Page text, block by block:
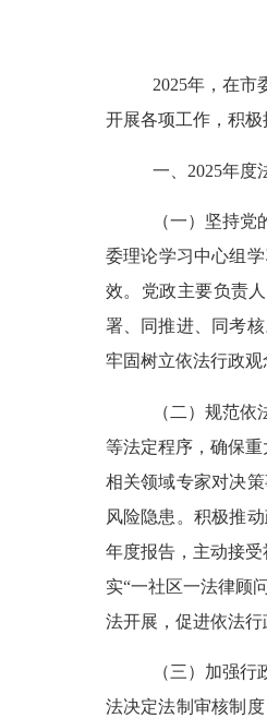
2025年，在
开展各项工作，积
一、 2025年度
（一）坚持党
委理论学习中心组
效。党政主要负责
署、同推进、同考
牢固树立依法行政观
（二）规范依
等法定程序，确保
相关领域专家对决
风险隐患。积极推
年度报告，主动接受
实“一社区一法律顾
法开展，促进依法行
（三）加强行
法决定法制审核制